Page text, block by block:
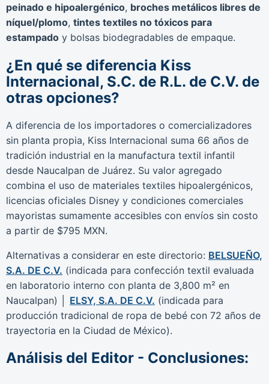
peinado e hipoalergénico, broches metálicos libres de
níquel/plomo, tintes textiles no tóxicos para
estampado y bolsas biodegradables de empaque.
¿En qué se diferencia Kiss
Internacional, S.C. de R.L. de C.V. de
otras opciones?
A diferencia de los importadores o comercializadores
sin planta propia, Kiss Internacional suma 66 años de
tradición industrial en la manufactura textil infantil
desde Naucalpan de Juárez. Su valor agregado
combina el uso de materiales textiles hipoalergénicos,
licencias oficiales Disney y condiciones comerciales
mayoristas sumamente accesibles con envíos sin costo
a partir de $795 MXN.
Alternativas a considerar en este directorio: BELSUEÑO,
S.A. DE C.V. (indicada para confección textil evaluada
en laboratorio interno con planta de 3,800 m² en
Naucalpan) │ ELSY, S.A. DE C.V. (indicada para
producción tradicional de ropa de bebé con 72 años de
trayectoria en la Ciudad de México).
Análisis del Editor - Conclusiones: